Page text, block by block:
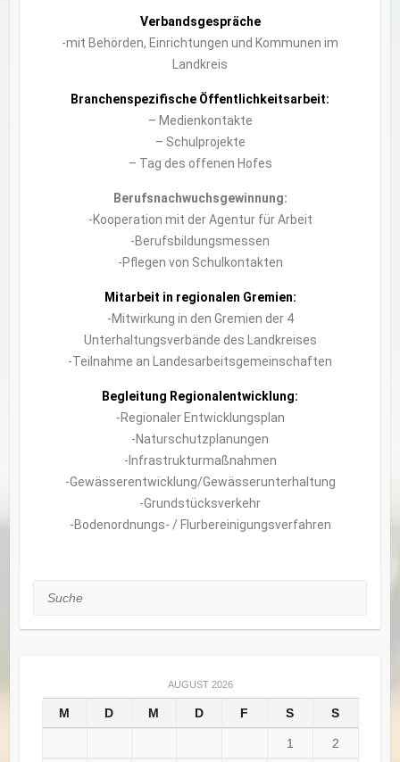
Verbandsgespräche
-mit Behörden, Einrichtungen und Kommunen im
Landkreis
Branchenspezifische Öffentlichkeitsarbeit:
– Medienkontakte
– Schulprojekte
– Tag des offenen Hofes
Berufsnachwuchsgewinnung:
-Kooperation mit der Agentur für Arbeit
-Berufsbildungsmessen
-Pflegen von Schulkontakten
Mitarbeit in regionalen Gremien:
-Mitwirkung in den Gremien der 4
Unterhaltungsverbände des Landkreises
-Teilnahme an Landesarbeitsgemeinschaften
Begleitung Regionalentwicklung:
-Regionaler Entwicklungsplan
-Naturschutzplanungen
-Infrastrukturmaßnahmen
-Gewässerentwicklung/Gewässerunterhaltung
-Grundstücksverkehr
-Bodenordnungs- / Flurbereinigungsverfahren
Suche
AUGUST 2026
M D M D F S S
1 2